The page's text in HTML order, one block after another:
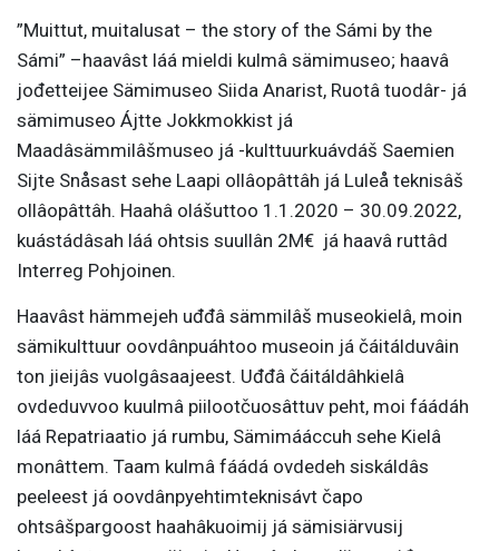
”Muittut, muitalusat – the story of the Sámi by the
Sámi” –haavâst láá mieldi kulmâ sämimuseo; haavâ
jođetteijee Sämimuseo Siida Anarist, Ruotâ tuodâr- já
sämimuseo Ájtte Jokkmokkist já
Maadâsämmilâšmuseo já -kulttuurkuávdáš Saemien
Sijte Snåsast sehe Laapi ollâopâttâh já Luleå teknisâš
ollâopâttâh. Haahâ olášuttoo 1.1.2020 – 30.09.2022,
kuástádâsah láá ohtsis suullân 2M€ já haavâ ruttâd
Interreg Pohjoinen.
Haavâst hämmejeh uđđâ sämmilâš museokielâ, moin
sämikulttuur oovdânpuáhtoo museoin já čáitálduvâin
ton jieijâs vuolgâsaajeest. Uđđâ čáitáldâhkielâ
ovdeduvvoo kuulmâ piilootčuosâttuv peht, moi fáádáh
láá Repatriaatio já rumbu, Sämimááccuh sehe Kielâ
monâttem. Taam kulmâ fáádá ovdedeh siskáldâs
peeleest já oovdânpyehtimteknisávt čapo
ohtsâšpargoost haahâkuoimij já sämisiärvusij